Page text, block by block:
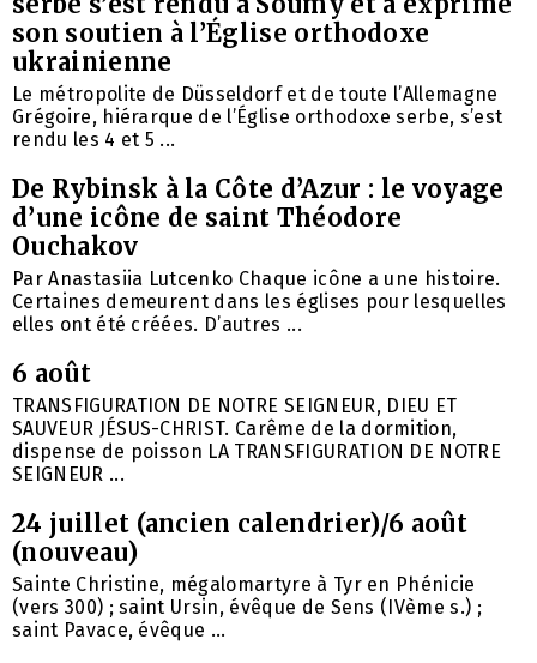
son soutien à l’Église orthodoxe
ukrainienne
Le métropolite de Düsseldorf et de toute l’Allemagne
Grégoire, hiérarque de l’Église orthodoxe serbe, s’est
rendu les 4 et 5 ...
De Rybinsk à la Côte d’Azur : le voyage
d’une icône de saint Théodore
Ouchakov
Par Anastasiia Lutcenko Chaque icône a une histoire.
Certaines demeurent dans les églises pour lesquelles
elles ont été créées. D’autres ...
6 août
TRANSFIGURATION DE NOTRE SEIGNEUR, DIEU ET
SAUVEUR JÉSUS-CHRIST. Carême de la dormition,
dispense de poisson LA TRANSFIGURATION DE NOTRE
SEIGNEUR ...
24 juillet (ancien calendrier)/6 août
(nouveau)
Sainte Christine, mégalomartyre à Tyr en Phénicie
(vers 300) ; saint Ursin, évêque de Sens (IVème s.) ;
saint Pavace, évêque ...